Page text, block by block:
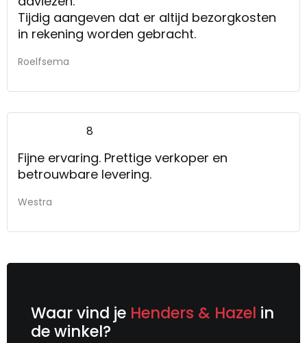
Tijdig aangeven dat er altijd bezorgkosten
in rekening worden gebracht.
Roelfsema
8
Fijne ervaring. Prettige verkoper en
betrouwbare levering.
Westra
Waar vind je Henders & Hazel in
de winkel?